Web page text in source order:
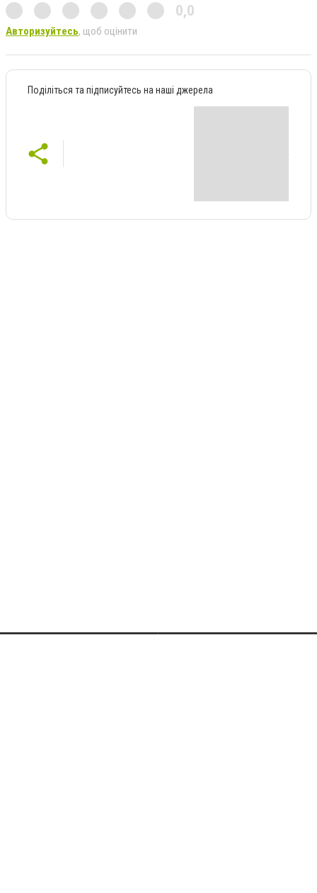
0,0
Авторизуйтесь, щоб оцінити
Поділіться та підписуйтесь на наші джерела